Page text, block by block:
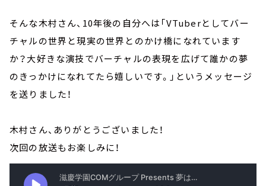
そんな木村さん、10年後の自分へは「VTuberとしてバー
チャルの世界と現実の世界とのかけ橋になれています
か？大好きな演技でバーチャルの表現を広げて誰かの夢
のきっかけになれてたら嬉しいです。」というメッセージ
を送りました！
木村さん、ありがとうございました！
次回の放送もお楽しみに！